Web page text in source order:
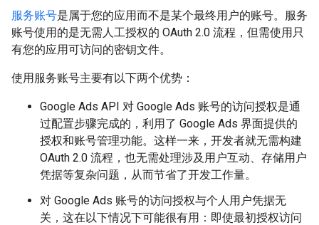
服务账号是属于您的应用而不是某个最终用户的账号。服务
账号使用的是无需人工授权的 OAuth 2.0 流程，但需使用只
有您的应用可访问的密钥文件。
使用服务账号主要有以下两个优势：
Google Ads API 对 Google Ads 账号的访问授权是通
过配置步骤完成的，利用了 Google Ads 界面提供的
授权和账号管理功能。这样一来，开发者就无需构建
OAuth 2.0 流程，也无需处理涉及用户互动、存储用户
凭据等复杂问题，从而节省了开发工作量。
对 Google Ads 账号的访问授权与个人用户凭据无
关，这在以下情况下可能很有用：即使最初授权访问